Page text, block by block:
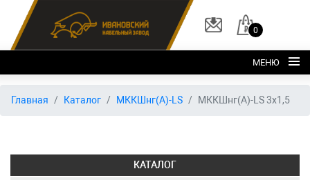
0
МЕНЮ
Главная
Главная Каталог МККШнг(А)-LS МККШнг(А)-LS 3х1,5
КАТАЛОГ